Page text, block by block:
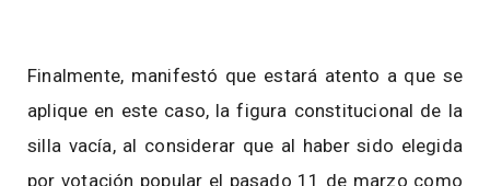
Finalmente, manifestó que estará atento a que se
aplique en este caso, la figura constitucional de la
silla vacía, al considerar que al haber sido elegida
por votación popular el pasado 11 de marzo como